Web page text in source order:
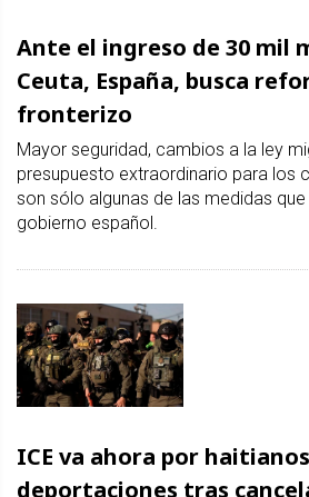
Ante el ingreso de 30 mil
Ceuta, España, busca
fronterizo
Mayor seguridad, cambios a la ley
presupuesto extraordinario para los
son sólo algunas de las medidas
gobierno español.
ICE va ahora por
deportaciones tras